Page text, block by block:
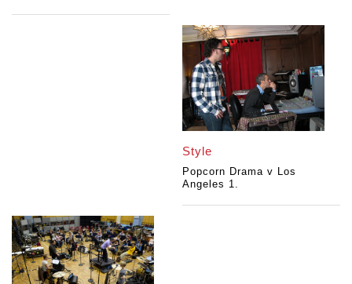
Style
Popcorn Drama v Los
Angeles 1.